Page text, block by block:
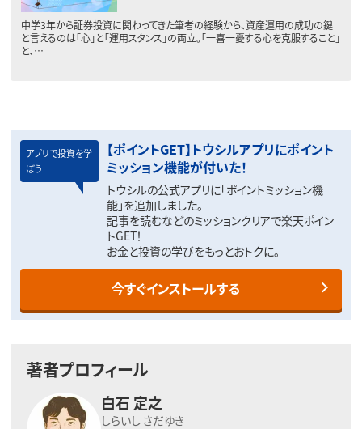
中学3年から証券投資に関わってきた筆者の経験から、資産運用の成功の鍵
と言えるのは「心」と「運用スタンス」の両立。「一喜一憂する心を克服すること」
と、…
アプリで投資を学
ぼう
【ポイントGET】トウシルアプリにポイント
ミッション機能が付いた！
トウシルの公式アプリに「ポイントミッション機
能」を追加しました。
記事を読むなどのミッションクリアで楽天ポイン
トGET！
お金と投資の学びをもっとおトクに。
今すぐインストールする
著者プロフィール
白石 定之
しらいし さだゆき